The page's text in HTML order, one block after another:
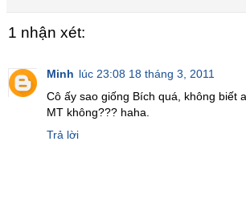
1 nhận xét:
Minh lúc 23:08 18 tháng 3, 2011
Cô ấy sao giống Bích quá, không biết
MT không??? haha.
Trả lời